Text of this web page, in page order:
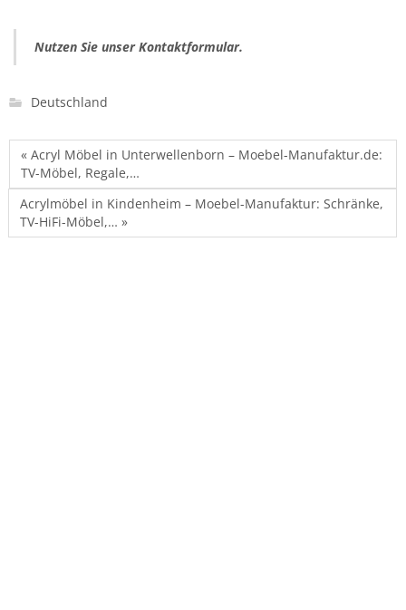
Nutzen Sie unser Kontaktformular.
Deutschland
« Acryl Möbel in Unterwellenborn – Moebel-Manufaktur.de:
TV-Möbel, Regale,…
Acrylmöbel in Kindenheim – Moebel-Manufaktur: Schränke,
TV-HiFi-Möbel,… »